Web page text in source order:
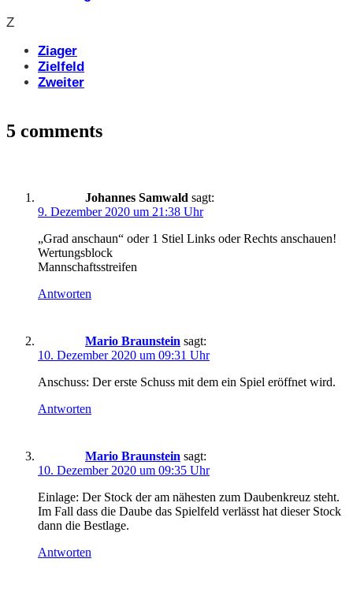
Z
Ziager
Zielfeld
Zweiter
5 comments
Johannes Samwald sagt:
9. Dezember 2020 um 21:38 Uhr
„Grad anschaun“ oder 1 Stiel Links oder Rechts anschauen!
Wertungsblock
Mannschaftsstreifen
Antworten
Mario Braunstein sagt:
10. Dezember 2020 um 09:31 Uhr
Anschuss: Der erste Schuss mit dem ein Spiel eröffnet wird.
Antworten
Mario Braunstein sagt:
10. Dezember 2020 um 09:35 Uhr
Einlage: Der Stock der am nähesten zum Daubenkreuz steht.
Im Fall dass die Daube das Spielfeld verlässt hat dieser Stock
dann die Bestlage.
Antworten